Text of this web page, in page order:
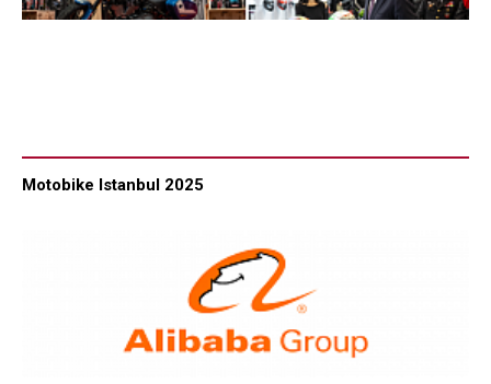
Motobike Istanbul 2025